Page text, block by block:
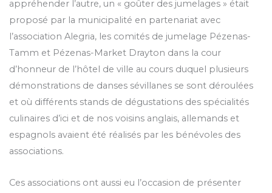
appréhender l’autre, un « goûter des jumelages » était
proposé par la municipalité en partenariat avec
l’association Alegria, les comités de jumelage Pézenas-
Tamm et Pézenas-Market Drayton dans la cour
d’honneur de l’hôtel de ville au cours duquel plusieurs
démonstrations de danses sévillanes se sont déroulées
et où différents stands de dégustations des spécialités
culinaires d’ici et de nos voisins anglais, allemands et
espagnols avaient été réalisés par les bénévoles des
associations.
Ces associations ont aussi eu l’occasion de présenter